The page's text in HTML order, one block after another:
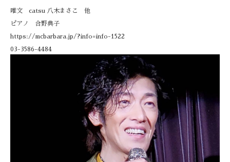
唯文 catsu 八木まさこ 他
ピアノ 合野典子
https://mcbarbara.jp/?info=info-1522
03-3586-4484